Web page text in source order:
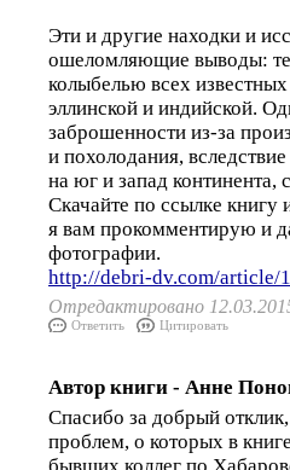
Эти и другие находки и
ошеломляющие выводы:
колыбелью всех
эллинской и индийской.
заброшенности из-за
и похолодания,
на юг и запад континента,
Скачайте по ссылке книгу
я вам прокомментирую и
фотографии.
http://debri-dv.com/article/
Отредактировано
Ответить Цитировать
Автор книги - Анне
Спасибо за добрый
проблем, о которых в